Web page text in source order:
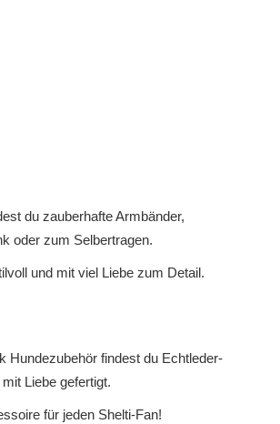
du zauberhafteArmbänder,
oder zum Selbertragen.
und mit viel Liebe zum Detail.
Hundezubehörfindest du Echtleder-
Liebe gefertigt.
für jeden Shelti-Fan!